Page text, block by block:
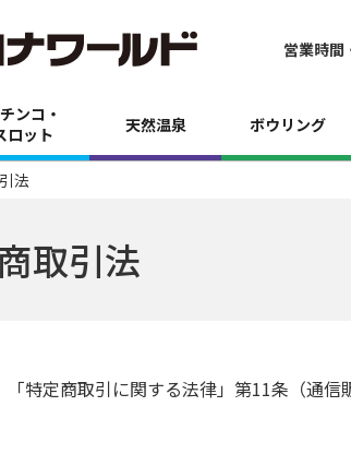
営業時間
ンコ・
ロット
天然温泉 ボウリング
法
取引法
「特定商取引に関する法律」第11条（通